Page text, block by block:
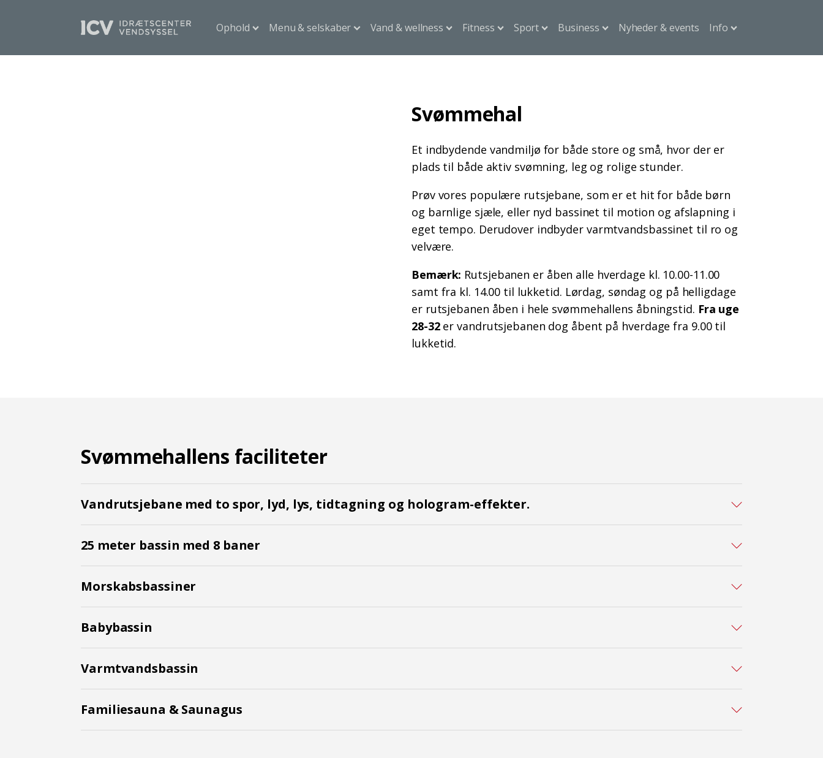
Ophold Menu & selskaber Vand & wellness Fitness Sport Business Nyheder & events Info
Svømmehal
Et indbydende vandmiljø for både store og små, hvor der er
plads til både aktiv svømning, leg og rolige stunder.
Prøv vores populære rutsjebane, som er et hit for både børn
og barnlige sjæle, eller nyd bassinet til motion og afslapning i
eget tempo. Derudover indbyder varmtvandsbassinet til ro og
velvære.
Bemærk: Rutsjebanen er åben alle hverdage kl. 10.00-11.00
samt fra kl. 14.00 til lukketid. Lørdag, søndag og på helligdage
er rutsjebanen åben i hele svømmehallens åbningstid. Fra uge
28-32er vandrutsjebanen dog åbent på hverdage fra 9.00 til
lukketid.
Svømmehallens faciliteter
Vandrutsjebane med to spor, lyd, lys, tidtagning og hologram-effekter.
25 meter bassin med 8 baner
Morskabsbassiner
Babybassin
Varmtvandsbassin
Familiesauna & Saunagus